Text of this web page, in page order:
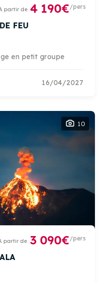
partir de 4 190€/pers
FEU
en petit groupe
16/04/2027
10
partir de 3 090€/pers